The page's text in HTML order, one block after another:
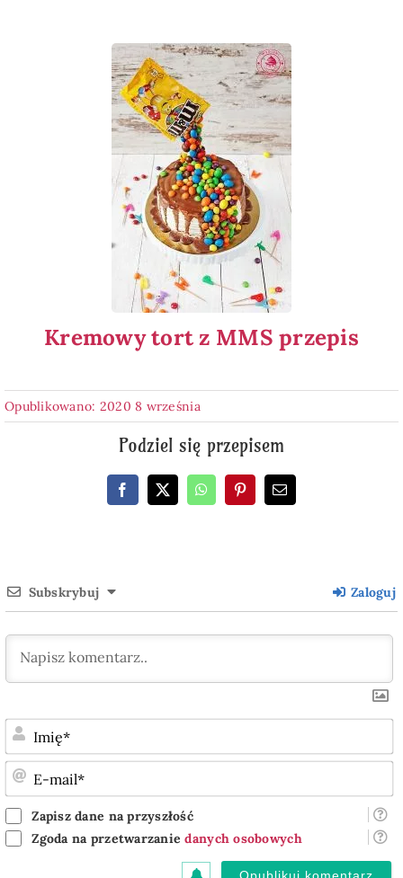
Kremowy tort z MMS przepis
Opublikowano: 2020 8 września
Podziel się przepisem
Subskrybuj Zaloguj
Zapisz dane na przyszłość
Zgoda na przetwarzaniedanych osobowych